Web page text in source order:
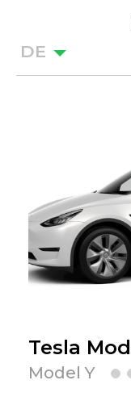
DE
Tesla
Model Y